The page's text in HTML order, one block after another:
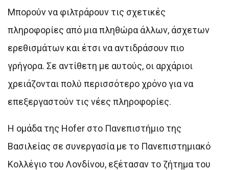
Μπορούν να φιλτράρουν τις σχετικές
πληροφορίες από μια πληθώρα άλλων, άσχετων
ερεθισμάτων και έτσι να αντιδράσουν πιο
γρήγορα. Σε αντίθετη με αυτούς, οι αρχάριοι
χρειάζονται πολύ περισσότερο χρόνο για να
επεξεργαστούν τις νέες πληροφορίες.
Η ομάδα της Hofer στο Πανεπιστήμιο της
Βασιλείας σε συνεργασία με το Πανεπιστημιακό
Κολλέγιο του Λονδίνου, εξέτασαν το ζήτημα του